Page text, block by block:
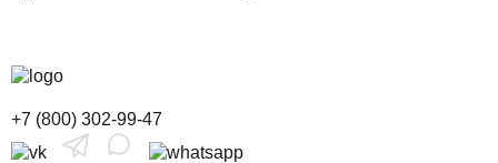
+7 (800) 302-99-47